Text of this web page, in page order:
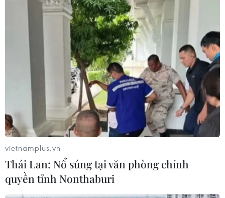
#trần nợ công #hạ viện Mỹ #Phố Wall
#vỡ nợ
#kinh tế toàn cầu
Mỹ
Theo dõi VietnamPlus
TIN LIÊN QUAN
vietnamplus.vn
Thái Lan: Nổ súng tại văn phòng chính
quyền tỉnh Nonthaburi